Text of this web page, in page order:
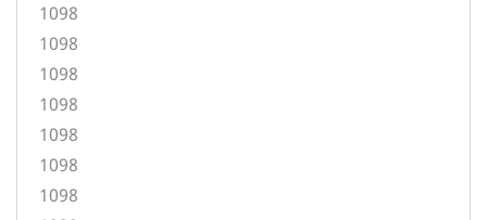
1098
1098
1098
1098
1098
1098
1098